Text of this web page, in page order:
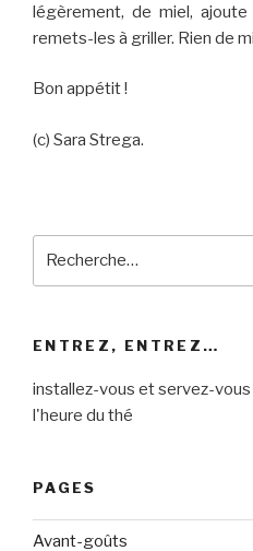
légèrement, de miel,
remets-les à griller. Rien de
Bon appétit !
(c) Sara Strega.
ENTREZ, ENTREZ…
installez-vous et servez-
l'heure du thé
PAGES
Avant-goûts